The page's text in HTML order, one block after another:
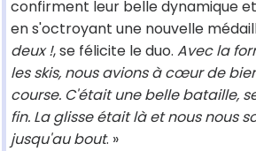
confirment leur belle dynamique
en s'octroyant une nouvelle
deux !, se félicite le duo. Avec la
les skis, nous avions à cœur de
course. C'était une belle bataille,
fin. La glisse était là et nous nous
jusqu'au bout. »